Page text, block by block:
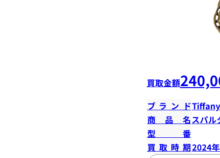
買取金額
ブランド
商品名スパル
型番
買取時期2024